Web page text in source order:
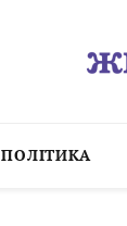
ПОЛІТИКА